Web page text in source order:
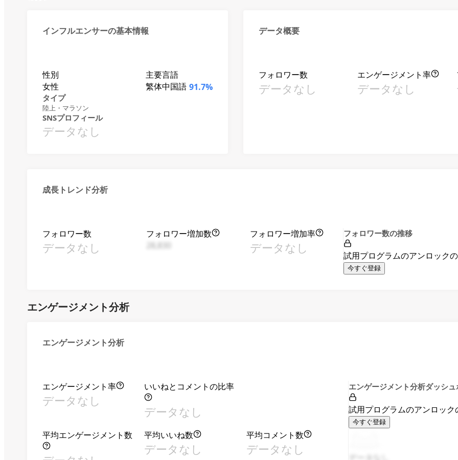
インフルエンサーの基本情報
性別
女性
主要言語
繁体中国語 91.7%
タイプ
陸上・マラソン
SNSプロフィール
データなし
データ概要
フォロワー数
データなし
エンゲージメント率
データなし
成長トレンド分析
フォロワー数
データなし
フォロワー増加数
フォロワー増加率
データなし
フォロワー数の推移
試用プログラムのアンロックの
今すぐ登録
エンゲージメント分析
エンゲージメント分析
エンゲージメント率
データなし
いいねとコメントの比率
データなし
平均エンゲージメント数 平均いいね数
データなし
平均コメント数
データなし
エンゲージメント分析ダッシュ
試用プログラムのアンロック
今すぐ登録